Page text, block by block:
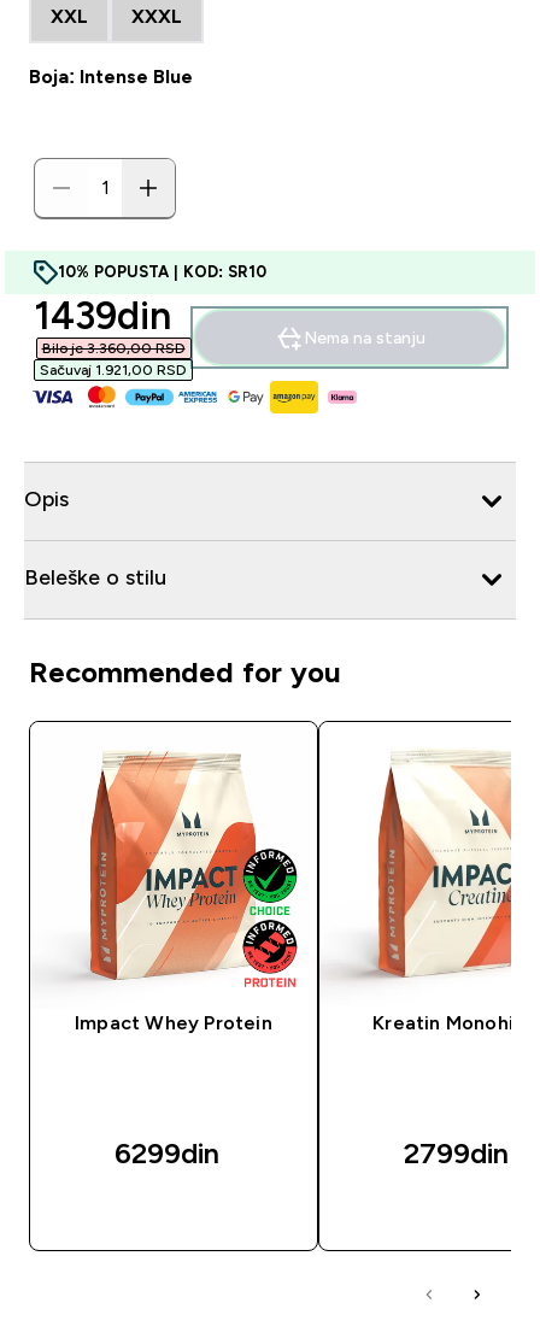
XXL XXXL
Boja: Intense Blue
10% POPUSTA | KOD: SR10
discounted price
1439din‎
Bilo je 3.360,00 RSD‎
Sačuvaj 1.921,00 RSD‎
Nema na stanju
Opis
Beleške o stilu
Recommended for you
Impact Whey Protein
6299din‎
Kreatin
2799din‎